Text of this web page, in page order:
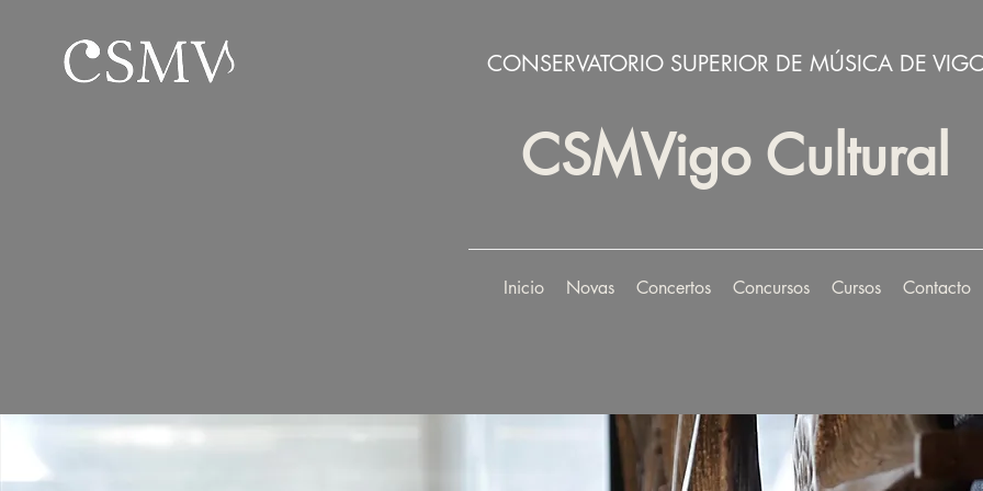
CONSERVATORIO SUPERIOR DE MÚSICA DE
CSMVigo Cultural
Inicio Novas Concertos Concursos Cursos Contacto